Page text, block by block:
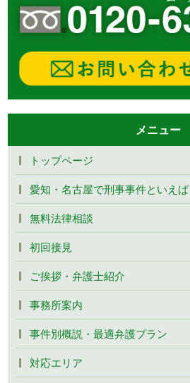
メニュー
トップページ
愛知・名古屋で刑事事件といえば
無料法律相談
初回接見
ご挨拶・弁護士紹介
事務所案内
事件別概説・最適弁護プラン
対応エリア